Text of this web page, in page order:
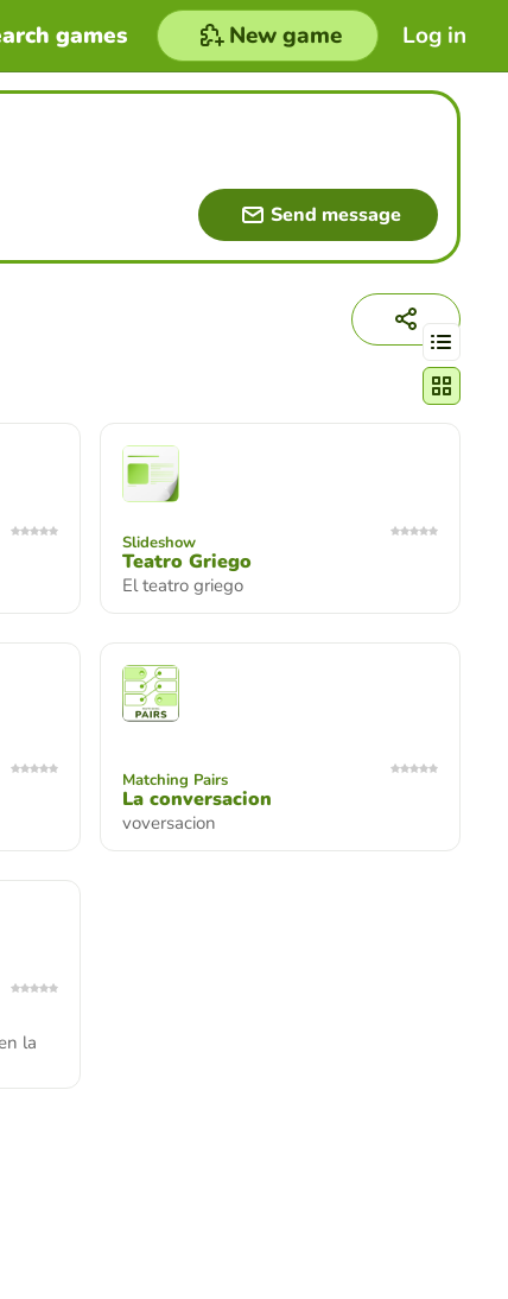
Log in
games New game
Send message
Change
Slideshow
Teatro Griego
El teatro griego
Matching Pairs
La conversacion
voversacion
la